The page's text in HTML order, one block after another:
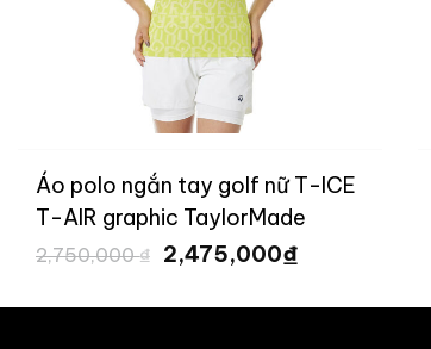
Áo polo ngắn tay golf nữ T-ICE
T-AIR graphic TaylorMade
TL828
2,750,000₫ Giá
gốc
2,750,000 ₫.
2,475,000₫
là: